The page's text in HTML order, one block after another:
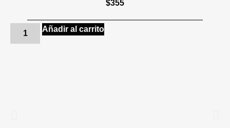
$355
Añadir al carrito